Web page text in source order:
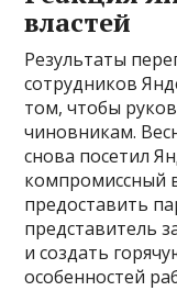
властей
Результаты
сотрудников
том, чтобы
чиновникам.
снова посетил
компромиссный
предоставить
представитель
и создать
особенностей